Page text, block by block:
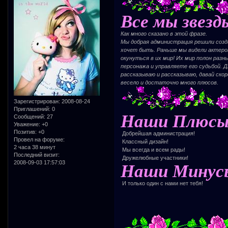
Зарегистрирован: 2008-08-24
Приглашений: 0
Сообщений: 27
Уважение: +0
Позитив: +0
Провел на форуме:
2 часа 38 минут
Последний визит:
2008-09-03 17:57:03
Все мы
Как много сказано в этой фразе.
Мы добрая администрация решили
хочет быть. Раньше мы видели
окунуться в их мир! Их мир полон
персонажа и управляете его судьбой.
рассказываю и рассказываю, давай
весело и достаточно много плюсов.
Наши
Добрейшая администрация!
Классный дизайн!
Мы всегда и всем рады!
Дружелюбные участники!
Наши
И только один с нами нет тебя!